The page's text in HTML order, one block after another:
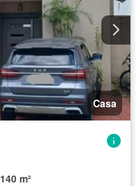
Casa
140 m²